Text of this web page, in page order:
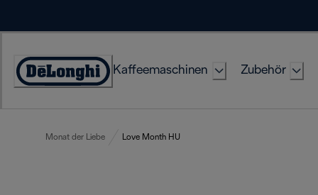
Erklärung
Kaffeemaschinen Zubehör
Monat der Liebe Love Month HU